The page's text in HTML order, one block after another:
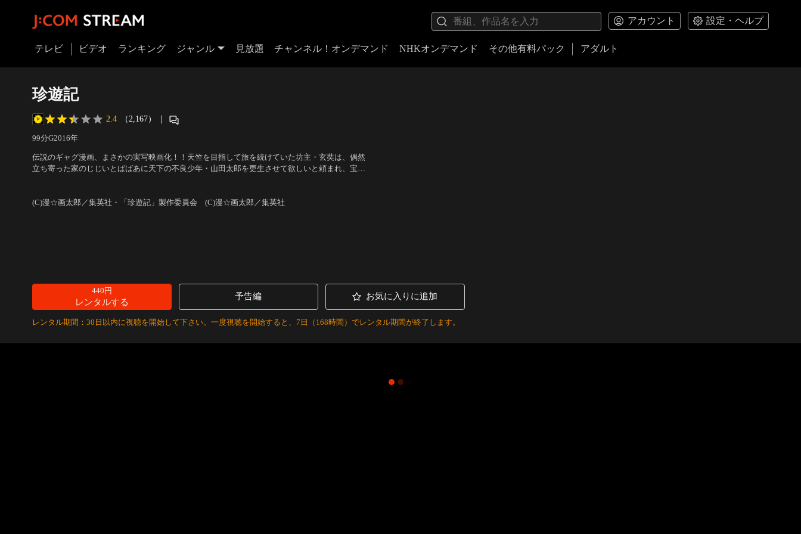
アカウント 設定・ヘルプ
テレビ ビデオ ランキング ジャンル 見放題 チャンネル！オンデマンド NHKオンデマンド その他有料パック アダルト
珍遊記
2.4 （2,167） ｜
99分G2016年
伝説のギャグ漫画、まさかの実写映画化！！天竺を目指して旅を続けていた坊主・玄奘は、偶然
立ち寄った家のじじいとばばあに天下の不良少年・山田太郎を更生させて欲しいと頼まれ、宝珠
い！）
(C)漫☆画太郎／集英社・「珍遊記」製作委員会 (C)漫☆画太郎／集英社
440円
レンタルする
予告編 お気に入りに追加
レンタル期間：30日以内に視聴を開始して下さい。一度視聴を開始すると、7日（168時間）でレンタル期間が終了します。